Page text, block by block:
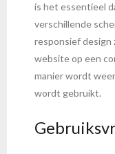
is het essentieel
verschillende
responsief design
website op een
manier wordt
wordt gebruikt.